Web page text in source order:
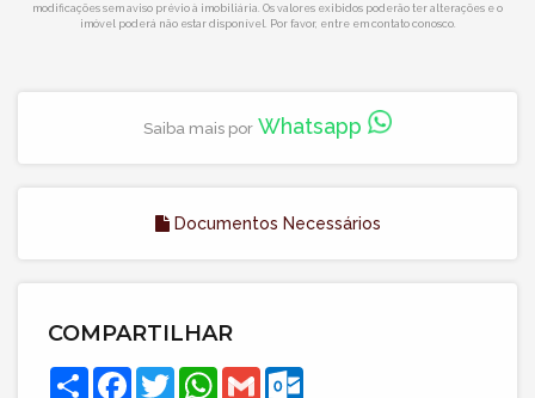
modificações sem aviso prévio à imobiliária. Os valores exibidos poderão ter alterações e o
imóvel poderá não estar disponível. Por favor, entre em contato conosco.
Saiba mais por Whatsapp
Documentos Necessários
COMPARTILHAR
Compartilhar
Facebook
Twitter
WhatsApp
Gmail